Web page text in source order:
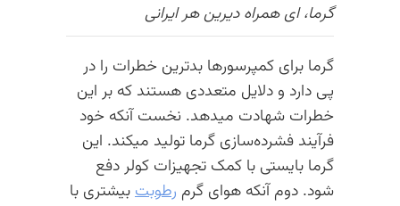
گرما، ای همراه دیرین هر ایرانی
گرما برای کمپرسورها بدترین خطرات را در
پی دارد و دلایل متعددی هستند که بر این
خطرات شهادت میدهد. نخست آنکه خود
فرآیند فشرده‌سازی گرما تولید میکند. این
گرما بایستی با کمک تجهیزات کولر دفع
شود. دوم آنکه هوای گرم رطوبتبیشتری با